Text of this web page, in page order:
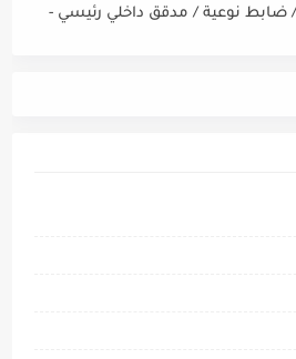
ضابط نوعية / مدقق داخلي رئيسي -